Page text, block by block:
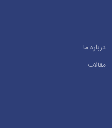
درباره ما
مقالات